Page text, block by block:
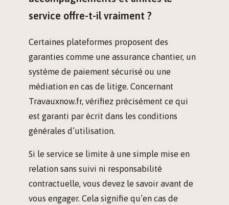
service offre-t-il vraiment ?
Certaines plateformes proposent des
garanties comme une assurance chantier, un
système de paiement sécurisé ou une
médiation en cas de litige. Concernant
Travauxnow.fr, vérifiez précisément ce qui
est garanti par écrit dans les conditions
générales d’utilisation.
Si le service se limite à une simple mise en
relation sans suivi ni responsabilité
contractuelle, vous devez le savoir avant de
vous engager. Cela signifie qu’en cas de